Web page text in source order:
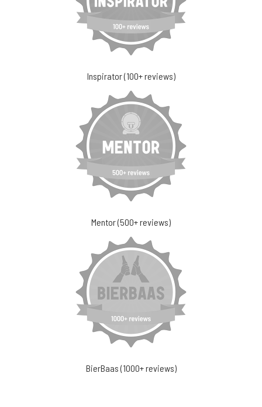
Inspirator (100+ reviews)
Mentor (500+ reviews)
BierBaas (1000+ reviews)